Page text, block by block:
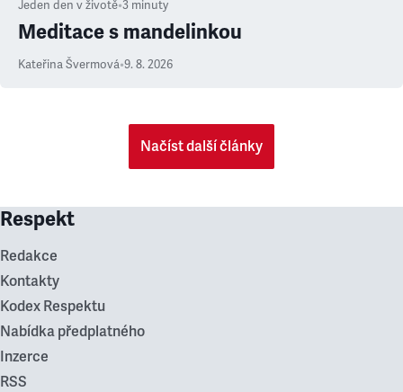
Jeden den v životě•3 minuty
Meditace s mandelinkou
Kateřina Švermová•9. 8. 2026
Načíst další články
Respekt
Redakce
Kontakty
Kodex Respektu
Nabídka předplatného
Inzerce
RSS